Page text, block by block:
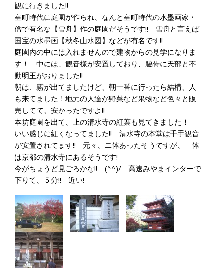
観に行きました!!
室町時代に庭園が作られ、なんと室町時代の水墨画家・
僧で有名な【雪舟】作の庭園だそうです!! 雪舟と言えば
国宝の水墨画【秋冬山水図】などが有名です!!
庭園内の中には入れませんので建物からの見学になりま
す！ 中には、観音様が安置しており、脇侍に天部と不
動明王がおりました!!
朝は、霧が出てましたけど、朝一番に行ったら結構、人
も来てました！地元の人達が野菜など果物など色々と販
売してて、安かったですよ!!
本坊庭園を出て、上の清水寺の紅葉も見てきました！
いい感じに紅くなってました!! 清水寺の本堂は千手観音
が安置されてます!! 元々、二体あったそうですが、一体
は京都の清水寺にあるそうです!
今がちょうど見ごろかな!! (^^)/ 高速みやまインターで
下りて、５分!! 近い!